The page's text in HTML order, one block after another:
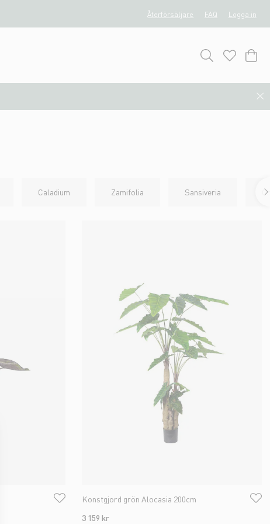
Återförsäljare FAQ Logga in
Caladium Zamifolia Sansiveria
Konstgjord grön Alocasia 200cm
3 159 kr